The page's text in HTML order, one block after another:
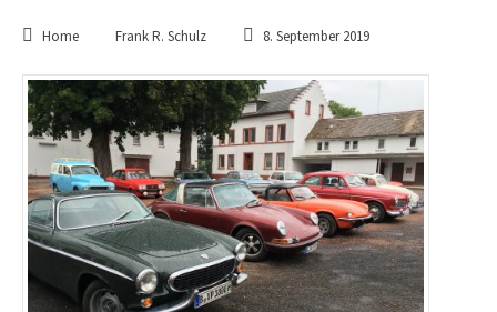
Home Frank R. Schulz 8. September 2019